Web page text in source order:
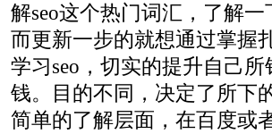
解seo这个热门词汇，了解
而更新一步的就想通过掌握
学习seo，切实的提升自己
钱。目的不同，决定了所下
简单的了解层面，在百度或